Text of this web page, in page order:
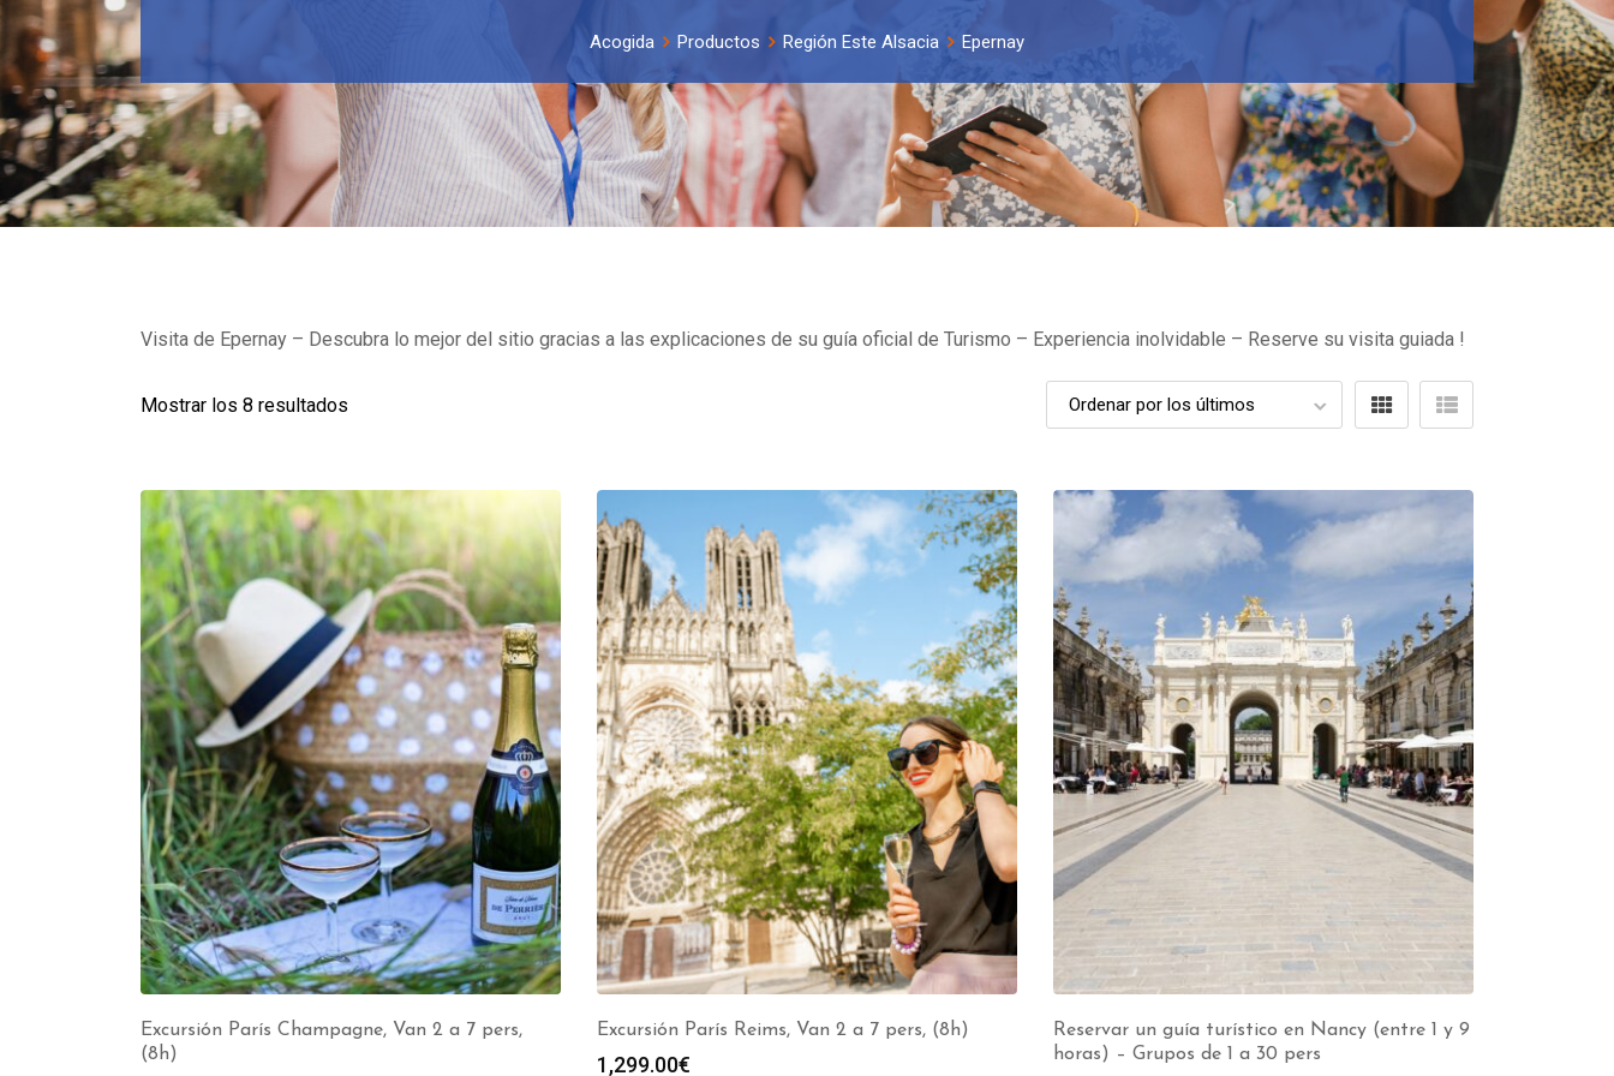
Acogida Productos Región Este Alsacia Epernay
Visita de Epernay – Descubra lo mejor del sitio gracias a las explicaciones de su guía oficial de Turismo – Experiencia inolvidable – Reserve su visita guiada !
Mostrar los 8 resultados
Excursión París Champagne, Van 2 a 7 pers,
(8h)
Excursión París Reims, Van 2 a 7 pers, (8h)
1,299.00€
Reservar un guía turístico en Nancy (entre 1 y 9
horas) – Grupos de 1 a 30 pers